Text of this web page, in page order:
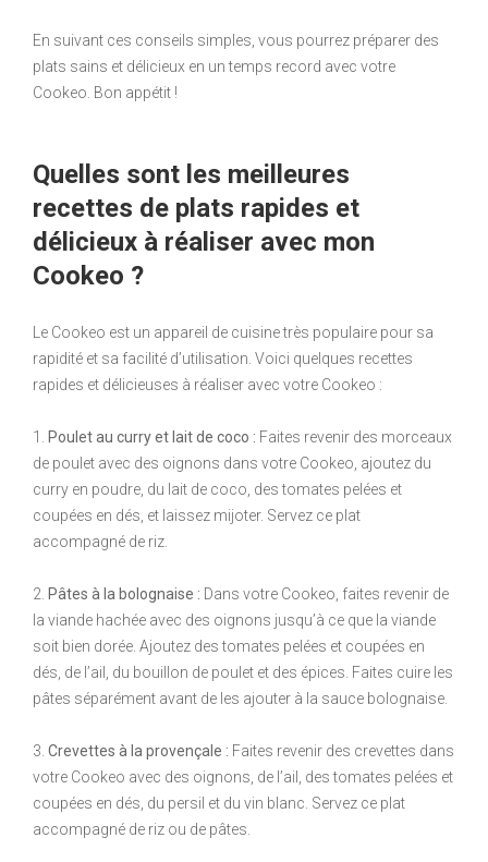
En suivant ces conseils simples, vous pourrez préparer des
plats sains et délicieux en un temps record avec votre
Cookeo. Bon appétit !
Quelles sont les meilleures
recettes de plats rapides et
délicieux à réaliser avec mon
Cookeo ?
Le Cookeo est un appareil de cuisine très populaire pour sa
rapidité et sa facilité d’utilisation. Voici quelques recettes
rapides et délicieuses à réaliser avec votre Cookeo :
1. Poulet au curry et lait de coco : Faites revenir des morceaux
de poulet avec des oignons dans votre Cookeo, ajoutez du
curry en poudre, du lait de coco, des tomates pelées et
coupées en dés, et laissez mijoter. Servez ce plat
accompagné de riz.
2. Pâtes à la bolognaise : Dans votre Cookeo, faites revenir de
la viande hachée avec des oignons jusqu’à ce que la viande
soit bien dorée. Ajoutez des tomates pelées et coupées en
dés, de l’ail, du bouillon de poulet et des épices. Faites cuire les
pâtes séparément avant de les ajouter à la sauce bolognaise.
3. Crevettes à la provençale : Faites revenir des crevettes dans
votre Cookeo avec des oignons, de l’ail, des tomates pelées et
coupées en dés, du persil et du vin blanc. Servez ce plat
accompagné de riz ou de pâtes.